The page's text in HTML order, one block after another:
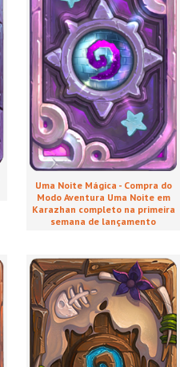
Uma Noite Mágica - Compra do
Modo Aventura Uma Noite em
Karazhan completo na primeira
semana de lançamento